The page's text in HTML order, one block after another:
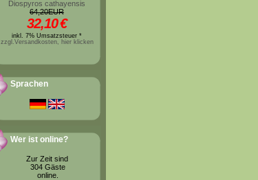
Diospyros cathayensis
64,20EUR
32,10€
inkl. 7% Umsatzsteuer *
zzgl.Versandkosten, hier klicken
Sprachen
Wer ist online?
Zur Zeit sind
304 Gäste
online.